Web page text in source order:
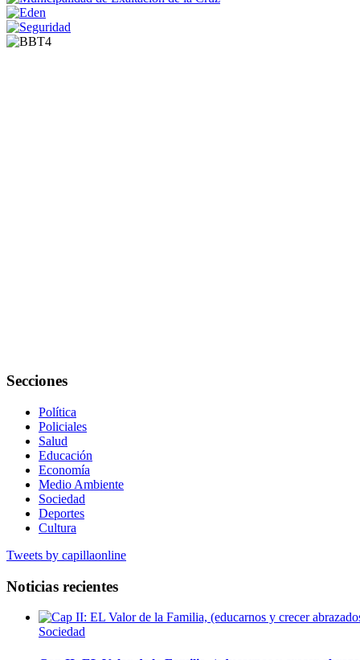
Secciones
Política
Policiales
Salud
Educación
Economía
Medio Ambiente
Sociedad
Deportes
Cultura
Tweets by capillaonline
Noticias recientes
Sociedad